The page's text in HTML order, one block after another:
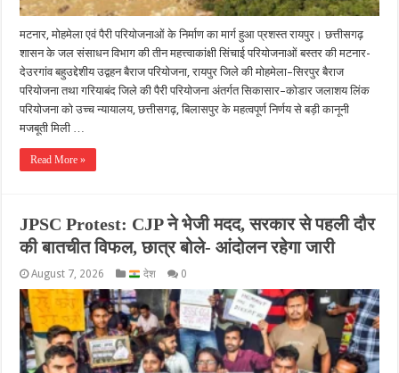
मटनार, मोहमेला एवं पैरी परियोजनाओं के निर्माण का मार्ग हुआ प्रशस्त रायपुर। छत्तीसगढ़
शासन के जल संसाधन विभाग की तीन महत्त्वाकांक्षी सिंचाई परियोजनाओं बस्तर की मटनार-
देउरगांव बहुउद्देशीय उद्वहन बैराज परियोजना, रायपुर जिले की मोहमेला–सिरपुर बैराज
परियोजना तथा गरियाबंद जिले की पैरी परियोजना अंतर्गत सिकासार–कोडार जलाशय लिंक
परियोजना को उच्च न्यायालय, छत्तीसगढ़, बिलासपुर के महत्वपूर्ण निर्णय से बड़ी कानूनी
मजबूती मिली …
Read More »
JPSC Protest: CJP ने भेजी मदद, सरकार से पहली दौर
की बातचीत विफल, छात्र बोले- आंदोलन रहेगा जारी
August 7, 2026 देश 0